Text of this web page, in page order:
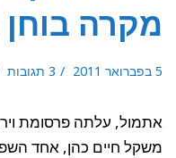
מקרה בוחן
5 בפברואר 2011 3 תגובות
אתמול, עלתה פרסומת
משקל חיים כהן, אחד